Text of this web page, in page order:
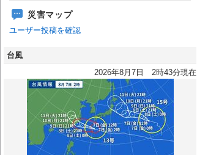
災害マップ
ユーザー投稿を確認
台風
2026年8月7日 2時43分現在